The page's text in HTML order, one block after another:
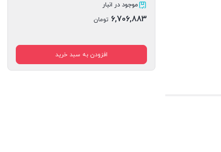
موجود در انبار
6,706,883 تومان
افزودن به سبد خرید